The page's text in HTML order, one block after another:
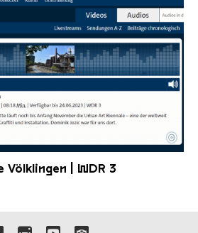
©
Völklingen | WDR 3
zu unseren